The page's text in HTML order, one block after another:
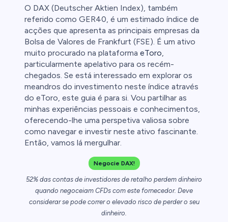
O DAX (Deutscher Aktien Index), também
referido como GER40, é um estimado índice de
acções que apresenta as principais empresas da
Bolsa de Valores de Frankfurt (FSE). É um ativo
muito procurado na plataforma eToro,
particularmente apelativo para os recém-
chegados. Se está interessado em explorar os
meandros do investimento neste índice através
do eToro, este guia é para si. Vou partilhar as
minhas experiências pessoais e conhecimentos,
oferecendo-lhe uma perspetiva valiosa sobre
como navegar e investir neste ativo fascinante.
Então, vamos lá mergulhar.
Negocie DAX!
52% das contas de investidores de retalho perdem dinheiro
quando negoceiam CFDs com este fornecedor. Deve
considerar se pode correr o elevado risco de perder o seu
dinheiro.